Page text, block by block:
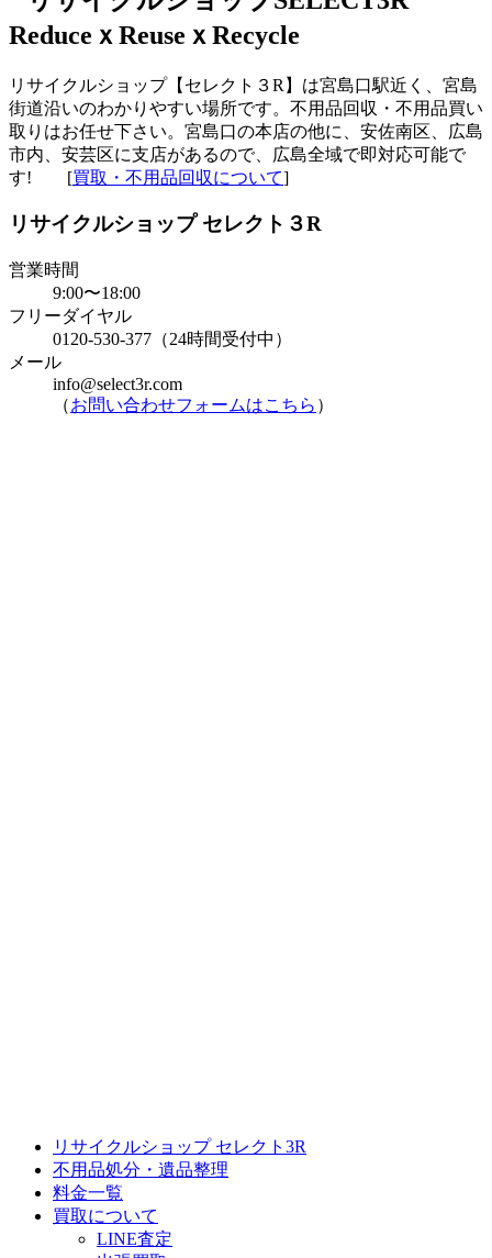
リサイクルショップ【セレクト３R】は宮島口駅近く、宮島
街道沿いのわかりやすい場所です。不用品回収・不用品買い
取りはお任せ下さい。宮島口の本店の他に、安佐南区、広島
市内、安芸区に支店があるので、広島全域で即対応可能で
す! [買取・不用品回収について]
リサイクルショップ セレクト３R
営業時間
9:00〜18:00
フリーダイヤル
0120-530-377（24時間受付中）
メール
info@select3r.com
（お問い合わせフォームはこちら ）
リサイクルショップ セレクト3R
不用品処分・遺品整理
料金一覧
買取について
LINE査定